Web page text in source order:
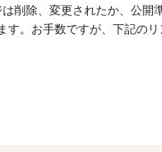
削除、変更されたか、公開
す。お手数ですが、下記のリ